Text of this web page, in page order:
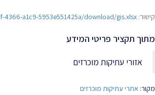
קישור: 4eb2-aee5-f4510d68d89c/resource/5ceb53cf-e64f-4366-a1c9-5953e551425a/download/gis.xlsx
מתוך תקציר פריטי המידע
אזורי עתיקות מוכרזים
מקור: אתרי עתיקות מוכרזים